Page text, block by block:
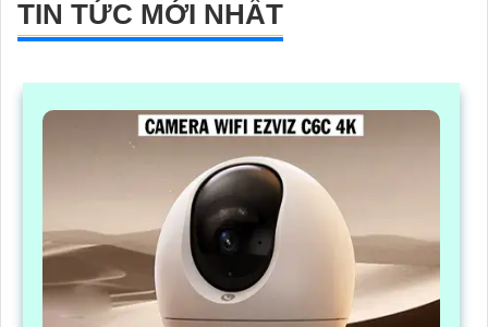
TIN TỨC MỚI NHẤT